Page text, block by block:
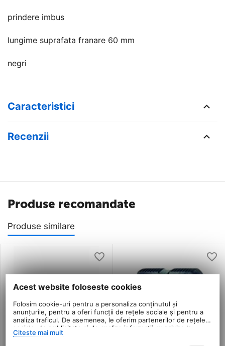
prindere imbus
lungime suprafata franare 60 mm
negri
Caracteristici
Recenzii
Produse recomandate
Produse similare
Acest website foloseste cookies
Folosim cookie-uri pentru a personaliza conținutul și
anunțurile, pentru a oferi funcții de rețele sociale și pentru a
analiza traficul. De asemenea, le oferim partenerilor de rețele
sociale, de publicitate și de analize informații cu privire la
modul în care folosiți site-ul nostru. Aceștia le pot combina cu
Citeste mai mult